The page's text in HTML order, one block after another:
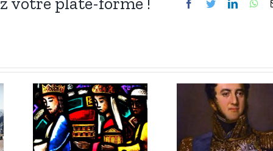
Facebook
TwitterLinkedIn
3 janvier
2026 :
Louis-
Gabriel